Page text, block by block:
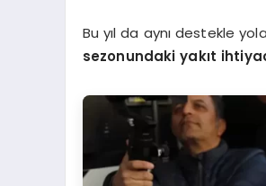
Bu yıl da aynı destekle
sezonundaki yakıt